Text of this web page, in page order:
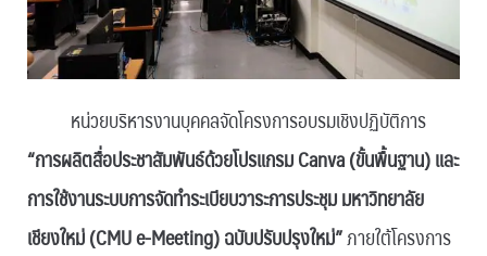
หน่วยบริหารงานบุคคลจัดโครงการอบรมเชิงปฏิบัติการ
“การผลิตสื่อประชาสัมพันธ์ด้วยโปรแกรม Canva (ขั้นพื้นฐาน) และ
การใช้งานระบบการจัดทำระเบียบวาระการประชุม มหาวิทยาลัย
เชียงใหม่ (CMU e-Meeting) ฉบับปรับปรุงใหม่”ภายใต้โครงการ